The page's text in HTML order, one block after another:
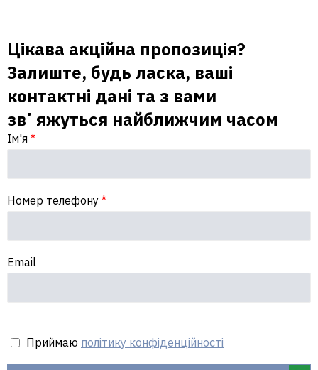
Цікава акційна пропозиція?
Залиште, будь ласка, ваші
контактні дані та з вами
звʼяжуться найближчим часом
Ім'я *
Номер телефону *
Email
Приймаю політику конфіденційності